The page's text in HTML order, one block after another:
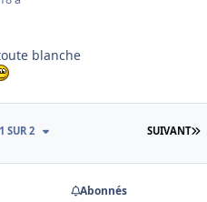
blanche
SUIVANT
SUR 2
Abonnés